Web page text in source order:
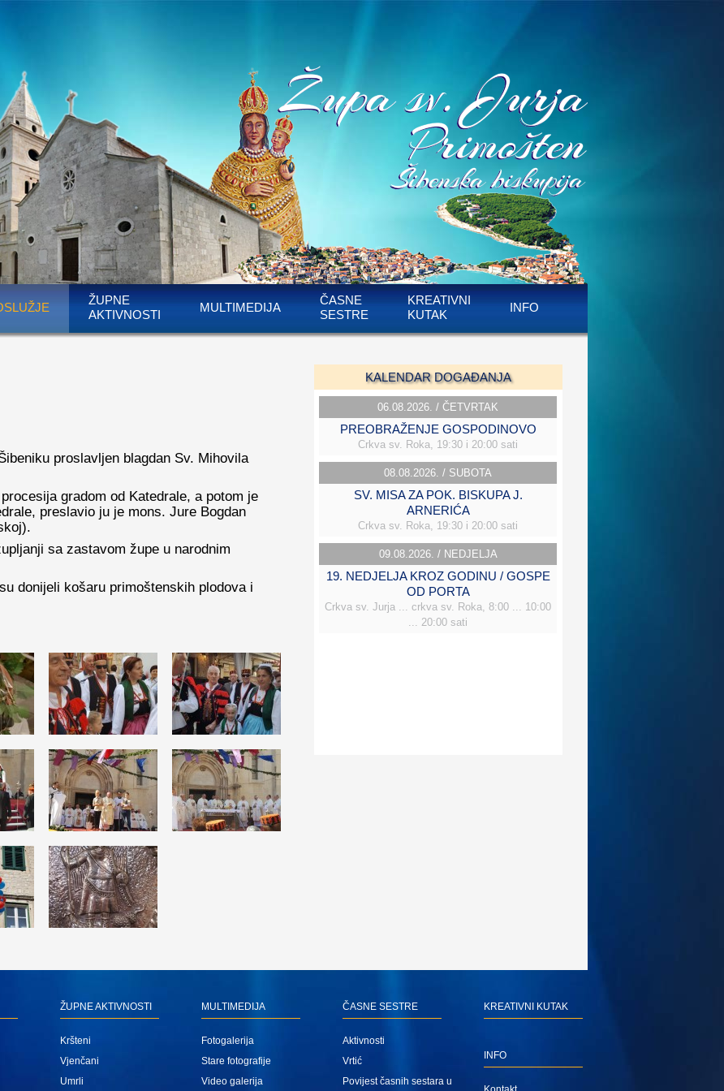
ŽUPNE
AKTIVNOSTI
MULTIMEDIJA
ČASNE
SESTRE
KREATIVNI
KUTAK
INFO
proslavljen blagdan Sv. Mihovila
gradom od Katedrale, a potom je
preslavio ju je mons. Jure Bogdan
sa zastavom župe u narodnim
donijeli košaru primoštenskih plodova i
KALENDAR DOGAĐANJA
06.08.2026. / ČETVRTAK
PREOBRAŽENJE GOSPODINOVO
Crkva sv. Roka, 19:30 i 20:00 sati
08.08.2026. / SUBOTA
SV. MISA ZA POK. BISKUPA J.
ARNERIĆA
Crkva sv. Roka, 19:30 i 20:00 sati
09.08.2026. / NEDJELJA
19. NEDJELJA KROZ GODINU / GOSPE
OD PORTA
Crkva sv. Jurja ... crkva sv. Roka, 8:00 ... 10:00
... 20:00 sati
ŽUPNE AKTIVNOSTI
Kršteni
Vjenčani
Umrli
MULTIMEDIJA
Fotogalerija
Stare fotografije
Video galerija
ČASNE SESTRE
Aktivnosti
Vrtić
Povijest časnih sestara u
KREATIVNI KUTAK
INFO